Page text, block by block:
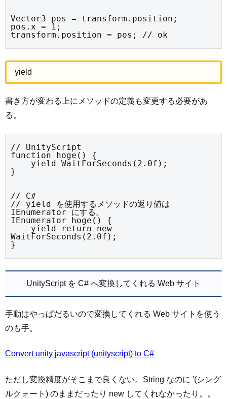
Vector3 pos = transform.position;
pos.x = 1;
transform.position = pos; // ok
yield
書き方が変わる上にメソッドの定義も変更する必要があ
る。
// UnityScript
function hoge() {
}
// C#
// yield を使用するメソッドの返り値は
IEnumerator にする。
IEnumerator hoge() {
WaitForSeconds(2.0f);
}
UnityScript を C# へ変換してくれる Web サイト
手動はやっぱだるいので変換してくれる Web サイトを使う
のも手。
Convert unity javascript (unityscript) to C#
ただし変換精度がそこまで良くない。String なのに '(シング
ルクォート) のままだったり new してくれなかったり。。